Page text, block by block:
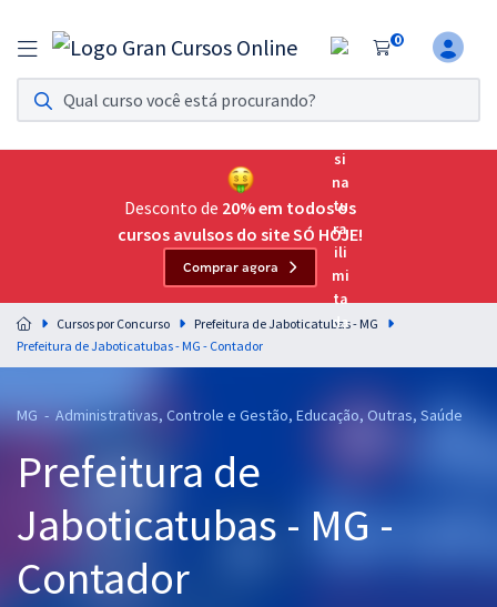
0
Assinatura Ilimitada 11
Acesso a todos os cursos. Teste grátis por 7 dias!
Assinatura OAB Até Passar
Acesso ilimitado a toda preparação para o Exame da
Residências Multiprofissionais
Preparação completa e intensiva para as principais
residências em saúde do Brasil
Cursos 20% OFF
Pós
Graduação
Desconto de 20% em todos os
cursos avulsos do site SÓ HOJE!
Comprar agora
Cursos por Concurso
Prefeitura de Jaboticatubas - MG
Prefeitura de Jaboticatubas - MG - Contador
MG - Administrativas, Controle e Gestão, Educação, Outras, Saúde
Prefeitura de
Jaboticatubas - MG -
Contador